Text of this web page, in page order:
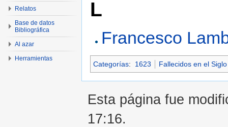
L
Francesco
Categorías: 1623 Fallecidos en el
Relatos
Base de datos
Bibliográfica
Al azar
Herramientas
Esta página fue
17:16.